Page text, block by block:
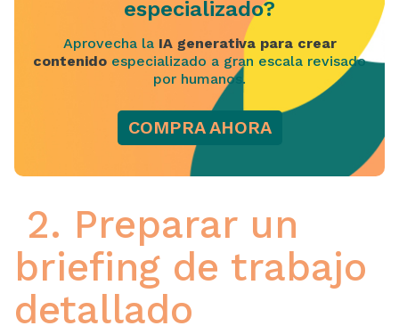
especializado?
Aprovecha la IA generativa para crear
contenido especializado a gran escala revisado
por humanos.
COMPRA AHORA
2. Preparar un
briefing de trabajo
detallado